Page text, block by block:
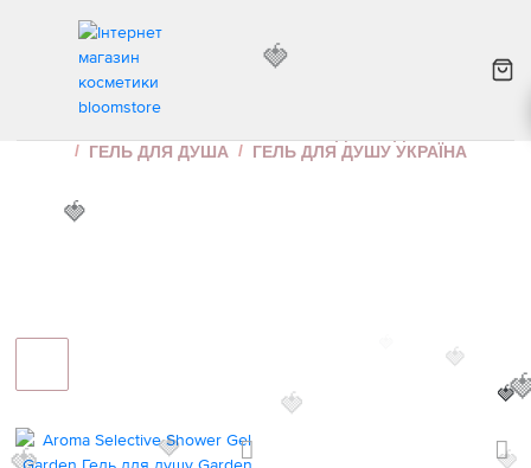
ГЕЛЬ ДЛЯ ДУШУ УКРАЇНА
ГЕЛЬ ДЛЯ ДУША
ГЕЛЬ ДЛЯ ДУШУ УКРАЇНА
🍓